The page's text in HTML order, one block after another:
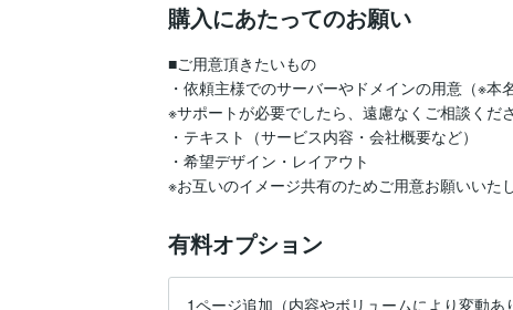
購入にあたってのお願い
■ご用意頂きたいもの
・依頼主様でのサーバーやドメインの用意（※本
※サポートが必要でしたら、遠慮なくご相談くだ
・テキスト（サービス内容・会社概要など）
・希望デザイン・レイアウト
※お互いのイメージ共有のためご用意お願いい
有料オプション
1ページ追加（内容やボリュームにより変動あ